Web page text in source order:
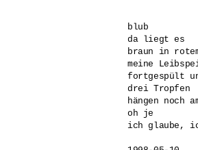
blub
da liegt es
braun in
meine
fortgespült
drei Tropfen
hängen noch
oh je
ich glaube,